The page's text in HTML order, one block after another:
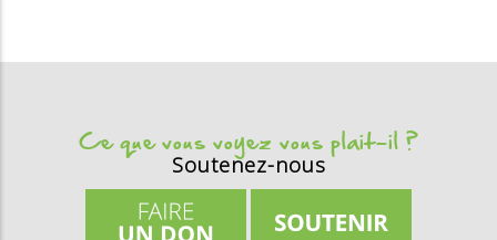
Ce que vous voyez vous plait-il ?
Soutenez-nous